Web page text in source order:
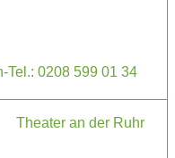
Tel.: 0208 599 01 34
Theater an der Ruhr